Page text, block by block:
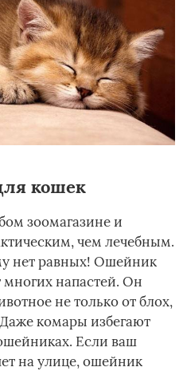
кошек
зоомагазине и
чем лечебным.
нет равных! Ошейник
многих напастей. Он
не только от блох,
комары избегают
Если ваш
на улице, ошейник